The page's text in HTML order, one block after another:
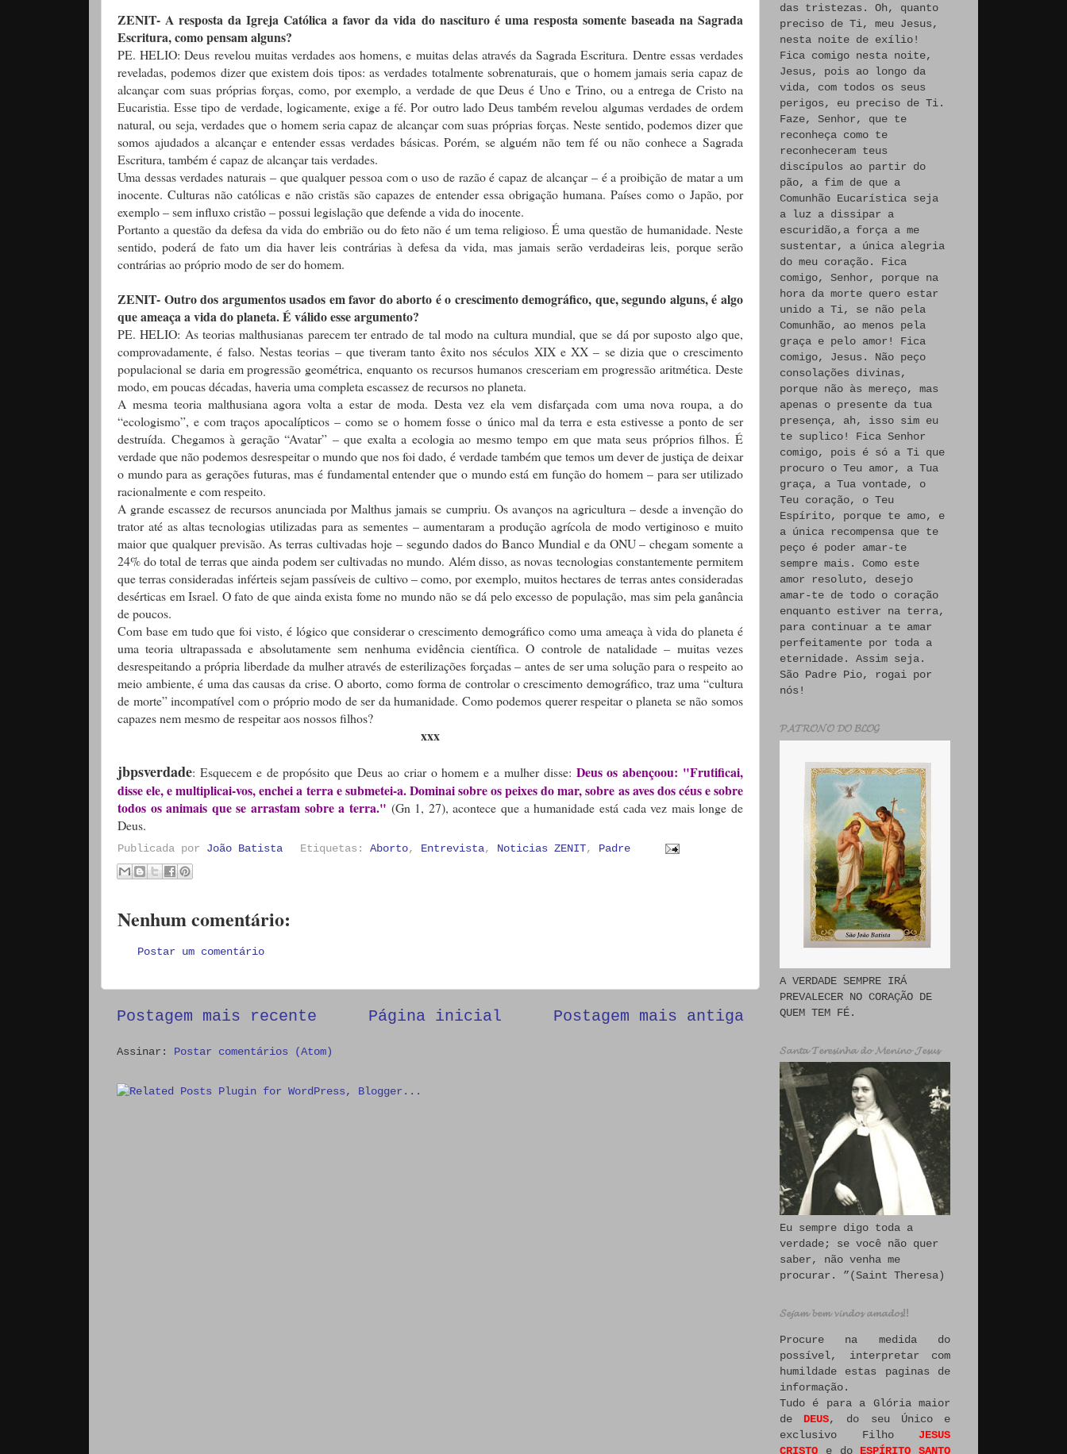
ZENIT- A resposta da Igreja Católica a favor da vida do nascituro é uma resposta somente baseada na Sagrada
Escritura, como pensam alguns?
PE. HELIO: Deus revelou muitas verdades aos homens, e muitas delas através da Sagrada Escritura. Dentre essas verdades
reveladas, podemos dizer que existem dois tipos: as verdades totalmente sobrenaturais, que o homem jamais seria capaz de
alcançar com suas próprias forças, como, por exemplo, a verdade de que Deus é Uno e Trino, ou a entrega de Cristo na
Eucaristia. Esse tipo de verdade, logicamente, exige a fé. Por outro lado Deus também revelou algumas verdades de ordem
natural, ou seja, verdades que o homem seria capaz de alcançar com suas próprias forças. Neste sentido, podemos dizer que
somos ajudados a alcançar e entender essas verdades básicas. Porém, se alguém não tem fé ou não conhece a Sagrada
Escritura, também é capaz de alcançar tais verdades.
Uma dessas verdades naturais – que qualquer pessoa com o uso de razão é capaz de alcançar – é a proibição de matar a um
inocente. Culturas não católicas e não cristãs são capazes de entender essa obrigação humana. Países como o Japão, por
exemplo – sem influxo cristão – possui legislação que defende a vida do inocente.
Portanto a questão da defesa da vida do embrião ou do feto não é um tema religioso. É uma questão de humanidade. Neste
sentido, poderá de fato um dia haver leis contrárias à defesa da vida, mas jamais serão verdadeiras leis, porque serão
contrárias ao próprio modo de ser do homem.
ZENIT- Outro dos argumentos usados em favor do aborto é o crescimento demográfico, que, segundo alguns, é algo
que ameaça a vida do planeta. É válido esse argumento?
PE. HELIO: As teorias malthusianas parecem ter entrado de tal modo na cultura mundial, que se dá por suposto algo que,
comprovadamente, é falso. Nestas teorias – que tiveram tanto êxito nos séculos XIX e XX – se dizia que o crescimento
populacional se daria em progressão geométrica, enquanto os recursos humanos cresceriam em progressão aritmética. Deste
modo, em poucas décadas, haveria uma completa escassez de recursos no planeta.
A mesma teoria malthusiana agora volta a estar de moda. Desta vez ela vem disfarçada com uma nova roupa, a do
“ecologismo”, e com traços apocalípticos – como se o homem fosse o único mal da terra e esta estivesse a ponto de ser
destruída. Chegamos à geração “Avatar” – que exalta a ecologia ao mesmo tempo em que mata seus próprios filhos. É
verdade que não podemos desrespeitar o mundo que nos foi dado, é verdade também que temos um dever de justiça de deixar
o mundo para as gerações futuras, mas é fundamental entender que o mundo está em função do homem – para ser utilizado
racionalmente e com respeito.
A grande escassez de recursos anunciada por Malthus jamais se cumpriu. Os avanços na agricultura – desde a invenção do
trator até as altas tecnologias utilizadas para as sementes – aumentaram a produção agrícola de modo vertiginoso e muito
maior que qualquer previsão. As terras cultivadas hoje – segundo dados do Banco Mundial e da ONU – chegam somente a
24% do total de terras que ainda podem ser cultivadas no mundo. Além disso, as novas tecnologias constantemente permitem
que terras consideradas inférteis sejam passíveis de cultivo – como, por exemplo, muitos hectares de terras antes consideradas
desérticas em Israel. O fato de que ainda exista fome no mundo não se dá pelo excesso de população, mas sim pela ganância
de poucos.
Com base em tudo que foi visto, é lógico que considerar o crescimento demográfico como uma ameaça à vida do planeta é
uma teoria ultrapassada e absolutamente sem nenhuma evidência científica. O controle de natalidade – muitas vezes
desrespeitando a própria liberdade da mulher através de esterilizações forçadas – antes de ser uma solução para o respeito ao
meio ambiente, é uma das causas da crise. O aborto, como forma de controlar o crescimento demográfico, traz uma “cultura
de morte” incompatível com o próprio modo de ser da humanidade. Como podemos querer respeitar o planeta se não somos
capazes nem mesmo de respeitar aos nossos filhos?
xxx
jbpsverdade: Esquecem e de propósito que Deus ao criar o homem e a mulher disse: Deus os abençoou: "Frutificai,
disse ele, e multiplicai-vos, enchei a terra e submetei-a. Dominai sobre os peixes do mar, sobre as aves dos céus e sobre
todos os animais que se arrastam sobre a terra." (Gn 1, 27), acontece que a humanidade está cada vez mais longe de
Deus.
Publicada por João Batista Etiquetas:Aborto, Entrevista, Noticias ZENIT, Padre
Nenhum comentário:
Postar um comentário
Postagem mais recente Postagem mais antiga
Página inicial
Assinar: Postar comentários (Atom)
das tristezas. Oh, quanto
preciso de Ti, meu Jesus,
nesta noite de exílio!
Fica comigo nesta noite,
Jesus, pois ao longo da
vida, com todos os seus
perigos, eu preciso de Ti.
Faze, Senhor, que te
reconheça como te
reconheceram teus
discípulos ao partir do
pão, a fim de que a
Comunhão Eucarística seja
a luz a dissipar a
escuridão,a força a me
sustentar, a única alegria
do meu coração. Fica
comigo, Senhor, porque na
hora da morte quero estar
unido a Ti, se não pela
Comunhão, ao menos pela
graça e pelo amor! Fica
comigo, Jesus. Não peço
consolações divinas,
porque não às mereço, mas
apenas o presente da tua
presença, ah, isso sim eu
te suplico! Fica Senhor
comigo, pois é só a Ti que
procuro o Teu amor, a Tua
graça, a Tua vontade, o
Teu coração, o Teu
Espírito, porque te amo, e
a única recompensa que te
peço é poder amar-te
sempre mais. Como este
amor resoluto, desejo
amar-te de todo o coração
enquanto estiver na terra,
para continuar a te amar
perfeitamente por toda a
eternidade. Assim seja.
São Padre Pio, rogai por
nós!
𝓟𝓐𝓣𝓡𝓞𝓝𝓞 𝓓𝓞 𝓑𝓛𝓞𝓖
A VERDADE SEMPRE IRÁ
PREVALECER NO CORAÇÃO DE
QUEM TEM FÉ.
𝓢𝓪𝓷𝓽𝓪 𝓣𝓮𝓻𝓮𝓼𝓲𝓷𝓱𝓪 𝓭𝓸 𝓜𝓮𝓷𝓲𝓷𝓸 𝓙𝓮𝓼𝓾𝓼
Eu sempre digo toda a
verdade; se você não quer
saber, não venha me
procurar. ”(Saint Theresa)
𝓢𝓮𝓳𝓪𝓶 𝓫𝓮𝓶 𝓿𝓲𝓷𝓭𝓸𝓼 𝓪𝓶𝓪𝓭𝓸𝓼!!
Procure na medida do
possível, interpretar com
humildade estas paginas de
informação.
Tudo é para a Glória maior
de DEUS, do seu Único e
exclusivo Filho JESUS
CRISTO e do ESPÍRITO SANTO